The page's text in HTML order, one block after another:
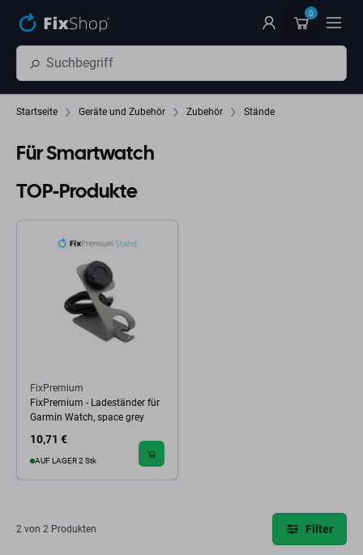
0
Startseite Geräte und Zubehör Zubehör Stände
Für Smartwatch
TOP-Produkte
FixPremium
FixPremium - Ladeständer für
Garmin Watch, space grey
10,71 €
AUF LAGER 2 Stk
2 von 2 Produkten Filter